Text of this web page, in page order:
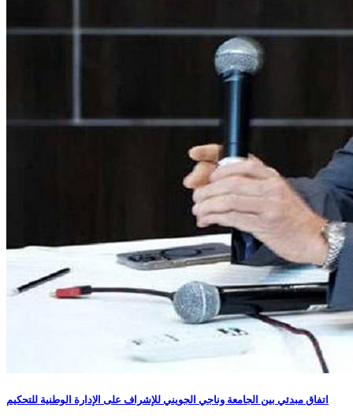
اتفاق مبدئي بين الجامعة وناجي الجويني للإشراف على الإدارة الوطنية للتحكيم